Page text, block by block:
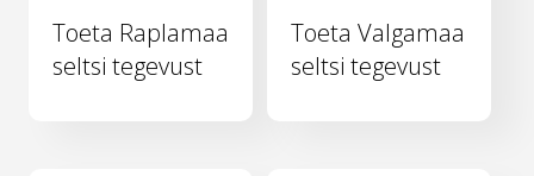
Toeta Raplamaa
seltsi tegevust
Toeta Valgamaa
seltsi tegevust